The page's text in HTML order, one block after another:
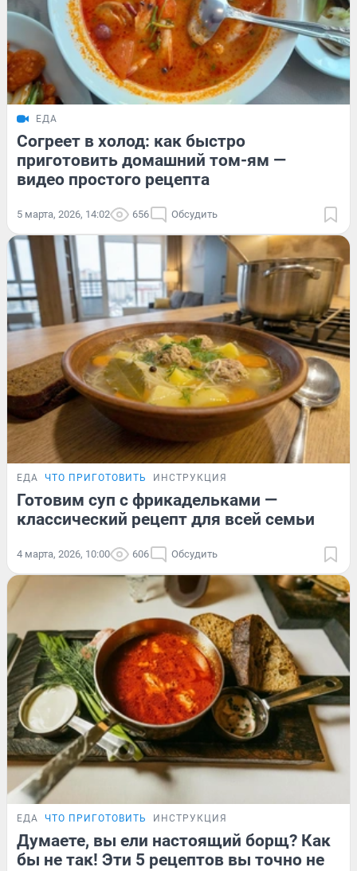
ЕДА
Согреет в холод: как быстро
приготовить домашний том-ям —
видео простого рецепта
5 марта, 2026, 14:02 656 Обсудить
ЕДА ЧТО ПРИГОТОВИТЬ ИНСТРУКЦИЯ
Готовим суп с фрикадельками —
классический рецепт для всей семьи
4 марта, 2026, 10:00 606 Обсудить
ЕДА ЧТО ПРИГОТОВИТЬ ИНСТРУКЦИЯ
Думаете, вы ели настоящий борщ? Как
бы не так! Эти 5 рецептов вы точно не